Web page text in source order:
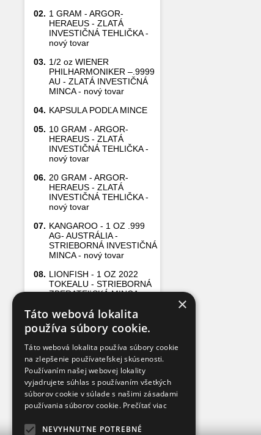
02. 1 GRAM - ARGOR-
HERAEUS - ZLATÁ
INVESTIČNÁ TEHLIČKA -
nový tovar
03. 1/2 oz WIENER
PHILHARMONIKER –.9999
AU - ZLATÁ INVESTIČNÁ
MINCA - nový tovar
04. KAPSULA PODĽA MINCE
05. 10 GRAM - ARGOR-
HERAEUS - ZLATÁ
INVESTIČNÁ TEHLIČKA -
nový tovar
06. 20 GRAM - ARGOR-
HERAEUS - ZLATÁ
INVESTIČNÁ TEHLIČKA -
nový tovar
07. KANGAROO - 1 OZ .999
AG- AUSTRÁLIA -
STRIEBORNÁ INVESTIČNÁ
MINCA - nový tovar
08. LIONFISH - 1 OZ 2022
TOKEALU - STRIEBORNÁ
ZBERATEĽSKÁ MINCA
09.
5 GRAM - ARGOR-
HERAEUS - ZLATÁ
INVESTIČNÁ TEHLIČKA -
10. 1 GRAM - PAMP FORTUNA
- ZLATÁ INVESTIČNÁ
TEHLIČKA
×
Táto webová lokalita
používa súbory cookie.
Táto webová lokalita používa súbory cookie
na zlepšenie používateľskej skúsenosti.
Používaním našej webovej lokality
vyjadrujete súhlas s používaním všetkých
súborov cookie v súlade s našimi zásadami
používania súborov cookie. Prečítať viac
NEVYHNUTNE POTREBNÉ